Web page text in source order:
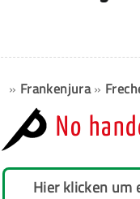
» Frankenjura»
No
Hier klicken um